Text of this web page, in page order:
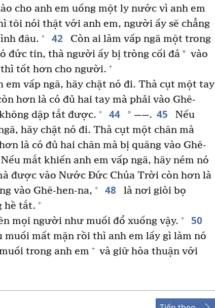
cho anh em uống một ly nước vì anh em
tôi nói thật với anh em, người ấy sẽ chẳng
đâu. + 42
Còn ai làm vấp ngã một trong
đức tin, thà người ấy bị tròng cối đá* vào
thì tốt hơn cho người. +
em vấp ngã, hãy chặt nó đi. Thà cụt một tay
hơn là có đủ hai tay mà phải vào Ghê-
dập tắt được. + 44 *——. 45
Nếu
hãy chặt nó đi. Thà cụt một chân mà
là có đủ hai chân mà bị quăng vào Ghê-
Nếu mắt khiến anh em vấp ngã, hãy ném nó
được vào Nước Đức Chúa Trời còn hơn là
vào Ghê-hen-na, + 48
là nơi giòi bọ
hề tắt. +
mọi người như muối đổ xuống vậy. + 50
mất mặn rồi thì anh em lấy gì làm nó
trong anh em + và giữ hòa thuận với